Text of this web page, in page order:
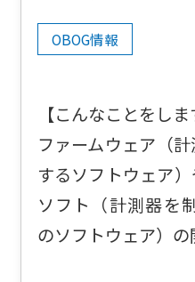
OBOG情報
【こんなことをしま
ファームウェア（
するソフトウェア
ソフト（計測器を
のソフトウェア）の